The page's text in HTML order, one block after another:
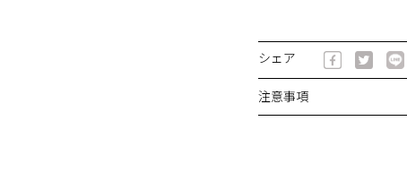
シェア
注意事項